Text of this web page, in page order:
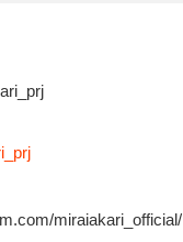
miraiakari_official/